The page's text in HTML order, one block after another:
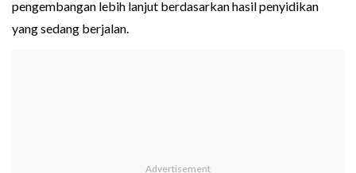
pengembangan lebih lanjut berdasarkan hasil penyidikan
yang sedang berjalan.